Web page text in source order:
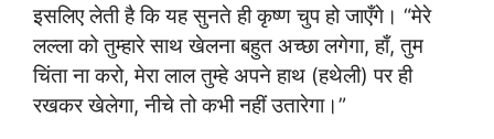
इसलिए लेती है कि यह सुनते ही कृष्ण चुप हो जाएँगे। “मेरे
लल्ला को तुम्हारे साथ खेलना बहुत अच्छा लगेगा, हाँ, तुम
चिंता ना करो, मेरा लाल तुम्हे अपने हाथ (हथेली) पर ही
रखकर खेलेगा, नीचे तो कभी नहीं उतारेगा।”